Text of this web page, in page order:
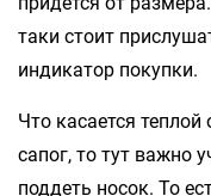
таки стоит
индикатор покупки.
Что касается
сапог, то тут важно
поддеть носок. То